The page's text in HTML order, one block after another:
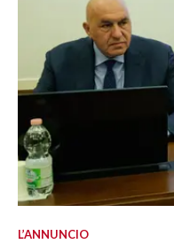
L’ANNUNCIO